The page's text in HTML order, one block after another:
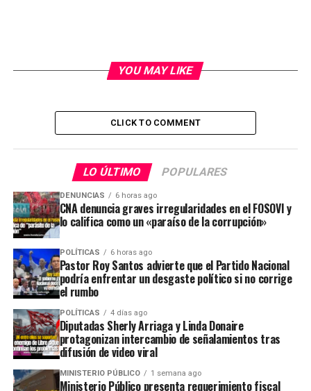
YOU MAY LIKE
CLICK TO COMMENT
LO ÚLTIMO POPULARES
DENUNCIAS 6 horas ago
CNA denuncia graves irregularidades en el FOSOVI y
lo califica como un «paraíso de la corrupción»
POLÍTICAS 6 horas ago
Pastor Roy Santos advierte que el Partido Nacional
podría enfrentar un desgaste político si no corrige
el rumbo
POLÍTICAS 4 días ago
Diputadas Sherly Arriaga y Linda Donaire
protagonizan intercambio de señalamientos tras
difusión de video viral
MINISTERIO PÚBLICO 1 semana ago
Ministerio Público presenta requerimiento fiscal